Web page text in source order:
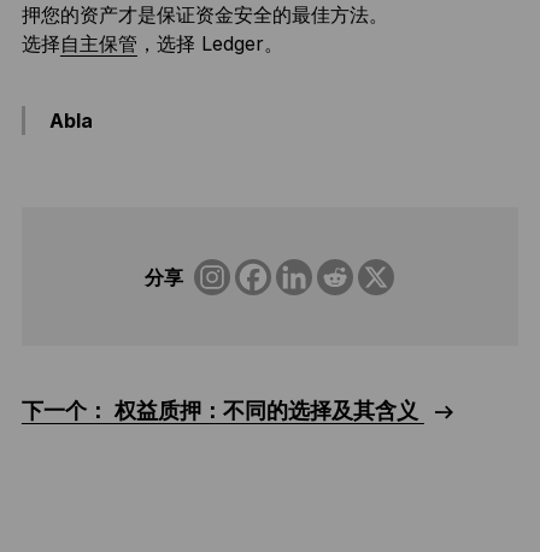
押您的资产才是保证资金安全的最佳方法。
选择自主保管 ，选择 Ledger。
Abla
分享
下一个： 权益质押：不同的选择及其含义